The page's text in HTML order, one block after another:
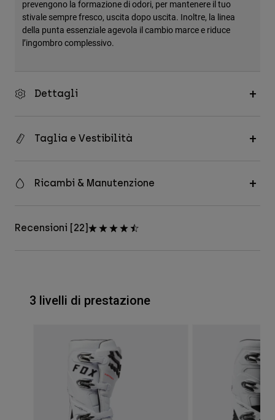
prevengono la formazione di odori, per mantenere il tuo
stivale sempre fresco, uscita dopo uscita. Inoltre, la linea
della punta essenziale agevola il cambio marce e riduce
l’ingombro complessivo.
Dettagli
Taglia e Vestibilità
Ricambi & Manutenzione
Recensioni [22]
3 livelli di prestazione